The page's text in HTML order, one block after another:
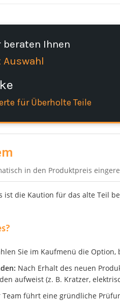
beraten Ihnen
Auswahl
für Überholte Teile
in den Produktpreis
ist die Kaution für das alte Teil
Sie im Kaufmenü die
Nach Erhalt des neuen
aufweist (z. B. Kratzer,
Team führt eine gründliche